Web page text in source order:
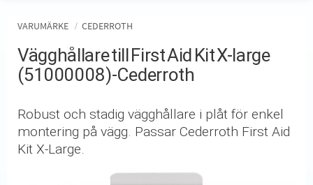
VARUMÄRKE CEDERROTH
Vägghållare till First Aid Kit X-large
(51000008)-Cederroth
Robust och stadig vägghållare i plåt för enkel
montering på vägg. Passar Cederroth First Aid
Kit X-Large.